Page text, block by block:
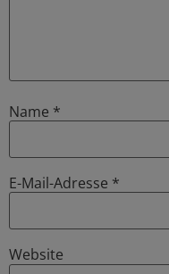
Name *
E-Mail-Adresse *
Website